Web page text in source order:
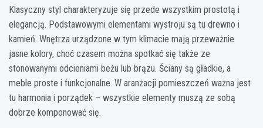
Klasyczny styl charakteryzuje się przede wszystkim prostotą i
elegancją. Podstawowymi elementami wystroju są tu drewno i
kamień. Wnętrza urządzone w tym klimacie mają przeważnie
jasne kolory, choć czasem można spotkać się także ze
stonowanymi odcieniami beżu lub brązu. Ściany są gładkie, a
meble proste i funkcjonalne. W aranżacji pomieszczeń ważna jest
tu harmonia i porządek – wszystkie elementy muszą ze sobą
dobrze komponować się.